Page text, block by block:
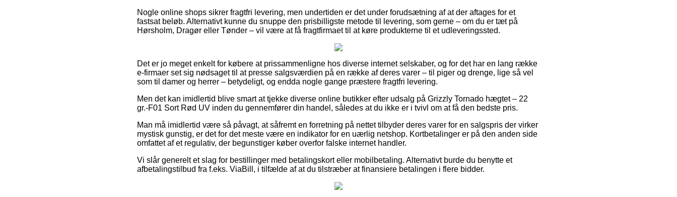
Nogle online shops sikrer fragtfri levering, men undertiden er det under forudsætning af at der aftages for et
fastsat beløb. Alternativt kunne du snuppe den prisbilligste metode til levering, som gerne – om du er tæt på
Hørsholm, Dragør eller Tønder – vil være at få fragtfirmaet til at køre produkterne til et udleveringssted.
Det er jo meget enkelt for købere at prissammenligne hos diverse internet selskaber, og for det har en lang række
e-firmaer set sig nødsaget til at presse salgsværdien på en række af deres varer – til piger og drenge, lige så vel
som til damer og herrer – betydeligt, og endda nogle gange præstere fragtfri levering.
Men det kan imidlertid blive smart at tjekke diverse online butikker efter udsalg på Grizzly Tornado hægtet – 22
gr.-F01 Sort Rød UV inden du gennemfører din handel, således at du ikke er i tvivl om at få den bedste pris.
Man må imidlertid være så påvagt, at såfremt en forretning på nettet tilbyder deres varer for en salgspris der virker
mystisk gunstig, er det for det meste være en indikator for en uærlig netshop. Kortbetalinger er på den anden side
omfattet af et regulativ, der begunstiger køber overfor falske internet handler.
Vi slår generelt et slag for bestillinger med betalingskort eller mobilbetaling. Alternativt burde du benytte et
afbetalingstilbud fra f.eks. ViaBill, i tilfælde af at du tilstræber at finansiere betalingen i flere bidder.